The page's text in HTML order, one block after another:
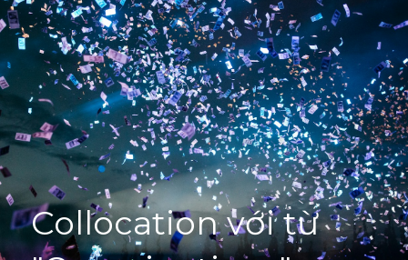
Giải đề thi từng câu
Lời khuyên
Giải đề thi
Academic words
Phrase
Phrasal Verb
HỌC THỬ
Collocation với từ